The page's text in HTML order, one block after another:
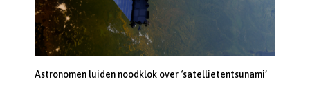
Astronomen luiden noodklok over ‘satellietentsunami’